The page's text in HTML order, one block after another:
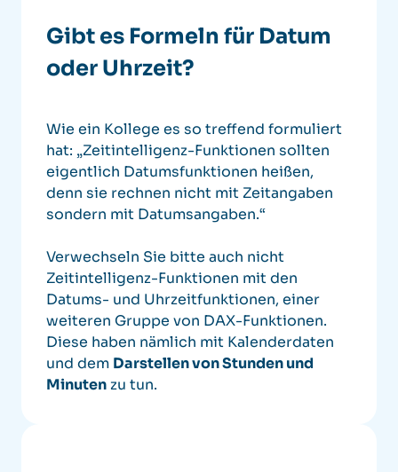
Gibt es Formeln für Datum
oder Uhrzeit?
Wie ein Kollege es so treffend formuliert
hat: „Zeitintelligenz-Funktionen sollten
eigentlich Datumsfunktionen heißen,
denn sie rechnen nicht mit Zeitangaben
sondern mit Datumsangaben.“
Verwechseln Sie bitte auch nicht
Zeitintelligenz-Funktionen mit den
Datums- und Uhrzeitfunktionen, einer
weiteren Gruppe von DAX-Funktionen.
Diese haben nämlich mit Kalenderdaten
und dem Darstellen von Stunden und
Minutenzu tun.